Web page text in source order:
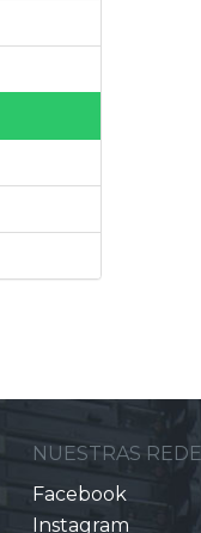
NUESTRAS
Facebook
Instagram